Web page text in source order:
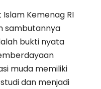
Kemenag RI
sambutannya
bukti nyata
muda memiliki
dan menjadi